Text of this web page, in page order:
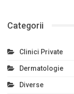
Categorii
Clinici Private
Dermatologie
Diverse